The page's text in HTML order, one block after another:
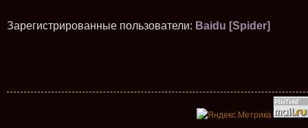
Зарегистрированные пользователи: Baidu [Spider]